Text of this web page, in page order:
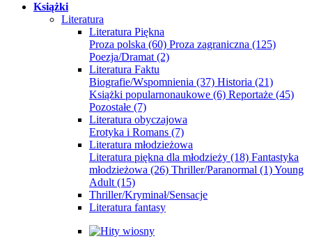
Książki
Literatura
Literatura Piękna
Proza polska (60) Proza zagraniczna (125)
Poezja/Dramat (2)
Literatura Faktu
Biografie/Wspomnienia (37) Historia (21)
Książki popularnonaukowe (6) Reportaże (45)
Pozostałe (7)
Literatura obyczajowa
Erotyka i Romans (7)
Literatura młodzieżowa
Literatura piękna dla młodzieży (18) Fantastyka
młodzieżowa (26) Thriller/Paranormal (1)Young
Adult (15)
Thriller/Kryminał/Sensacje
Literatura fantasy